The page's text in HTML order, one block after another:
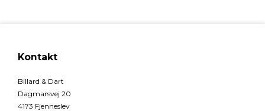
Kontakt
Billard & Dart
Dagmarsvej 20
4173 Fjenneslev